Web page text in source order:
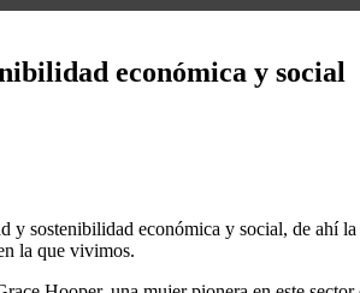
económica y social
sostenibilidad económica y social, de ahí
la que vivimos.